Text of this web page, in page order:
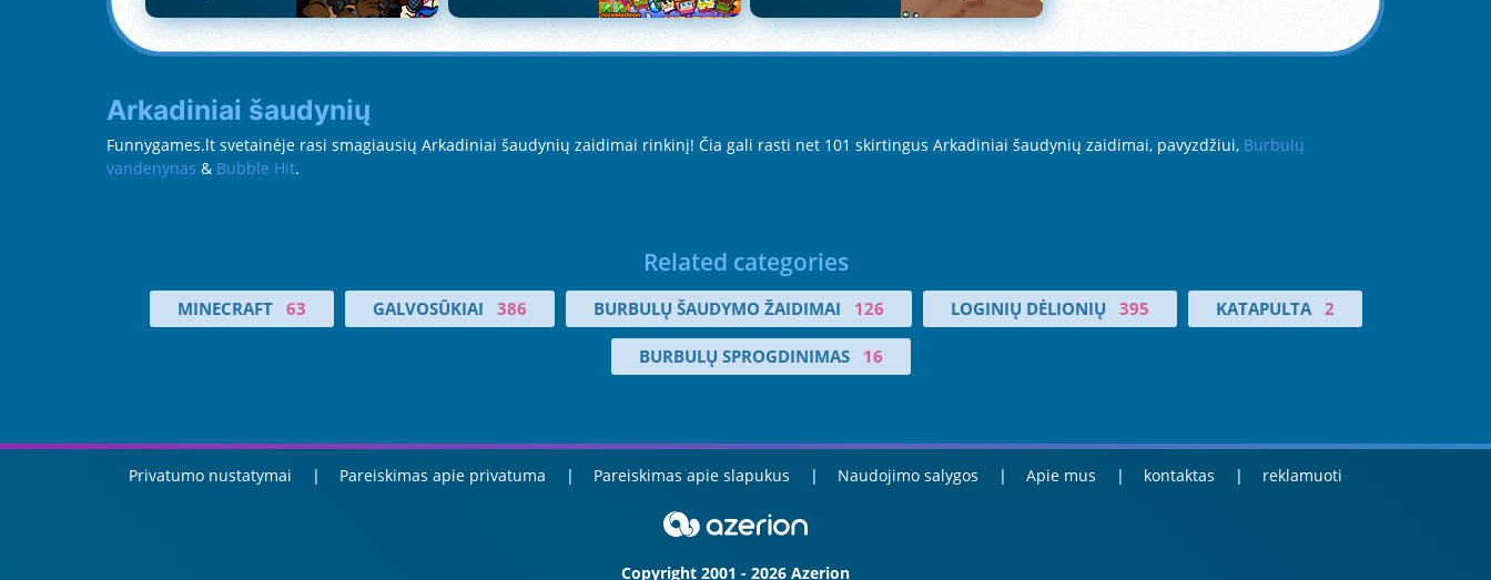
Arkadiniai šaudynių
Funnygames.lt svetainėje rasi smagiausių Arkadiniai šaudynių zaidimai rinkinį! Čia gali rasti net 101 skirtingus Arkadiniai šaudynių zaidimai, pavyzdžiui, Burbulų
vandenynas & Bubble Hit.
Related categories
MINECRAFT 63 GALVOSŪKIAI 386 BURBULŲ ŠAUDYMO ŽAIDIMAI 126 LOGINIŲ DĖLIONIŲ 395 KATAPULTA 2
BURBULŲ SPROGDINIMAS 16
Privatumo nustatymai Pareiskimas apie privatuma Pareiskimas apie slapukus Naudojimo salygos Apie mus kontaktas reklamuoti
Copyright 2001 - 2026 Azerion